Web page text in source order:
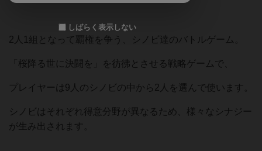
2人1組となって覇権を争う、シノビ達のバトルゲーム。
「桜降る世に決闘を」を彷彿とさせる戦略ゲームで、
プレイヤーは9人のシノビの中から2人を選んで使います。
シノビはそれぞれ得意分野が異なるため、様々なシナジー
が生み出されます。
しばらく表示しない